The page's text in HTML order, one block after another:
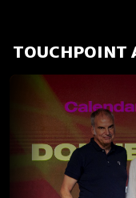
TOUCHPOINT